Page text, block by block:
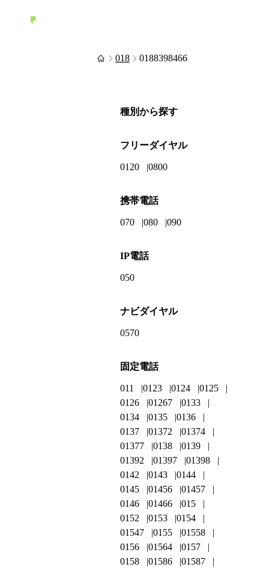
018 0188398466
種別から探す
フリーダイヤル
0120 0800
携帯電話
070 080 090
IP電話
050
ナビダイヤル
0570
固定電話
011 0123 0124
0125
0126
01267
0133
0134
0135
0136
0137
01372
01374
01377
0138
0139
01392
01397
01398
0142
0143
0144
0145
01456
01457
0146
01466
015
0152
0153
0154
01547
0155
01558
0156
01564
0157
0158
01586
01587